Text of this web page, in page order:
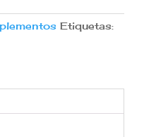
Etiquetas: